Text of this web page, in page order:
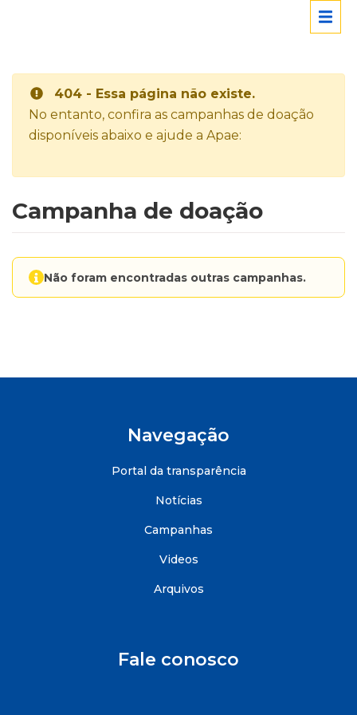
404 - Essa página não existe.
No entanto, confira as campanhas de doação
disponíveis abaixo e ajude a Apae:
Campanha de doação
Não foram encontradas outras campanhas.
Navegação
Portal da transparência
Notícias
Campanhas
Videos
Arquivos
Fale conosco